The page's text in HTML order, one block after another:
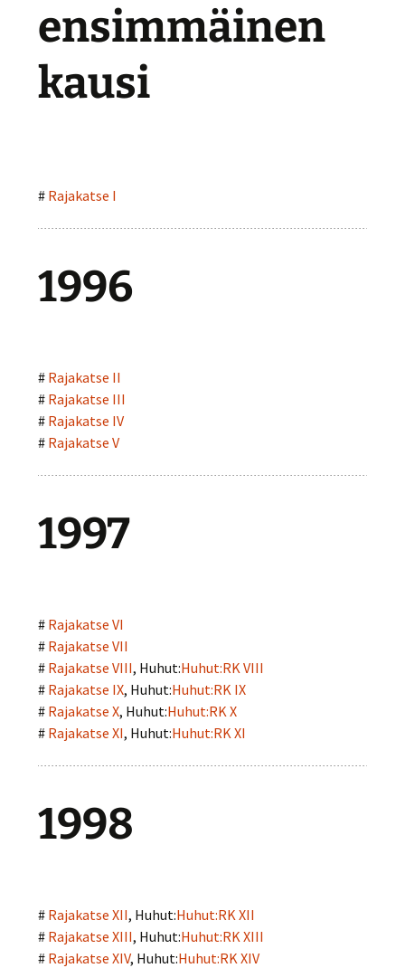
ensimmäinen
kausi
# Rajakatse I
1996
# Rajakatse II
# Rajakatse III
# Rajakatse IV
# Rajakatse V
1997
# Rajakatse VI
# Rajakatse VII
# Rajakatse VIII, Huhut:Huhut:RK VIII
# Rajakatse IX, Huhut:Huhut:RK IX
# Rajakatse X, Huhut:Huhut:RK X
# Rajakatse XI, Huhut:Huhut:RK XI
1998
# Rajakatse XII, Huhut:Huhut:RK XII
# Rajakatse XIII, Huhut:Huhut:RK XIII
# Rajakatse XIV, Huhut:Huhut:RK XIV